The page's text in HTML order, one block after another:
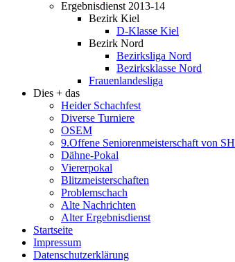
Ergebnisdienst 2013-14
Bezirk Kiel
D-Klasse Kiel
Bezirk Nord
Bezirksliga Nord
Bezirksklasse Nord
Frauenlandesliga
Dies + das
Heider Schachfest
Diverse Turniere
OSEM
9.Offene Seniorenmeisterschaft von SH
Dähne-Pokal
Viererpokal
Blitzmeisterschaften
Problemschach
Alte Nachrichten
Alter Ergebnisdienst
Startseite
Impressum
Datenschutzerklärung